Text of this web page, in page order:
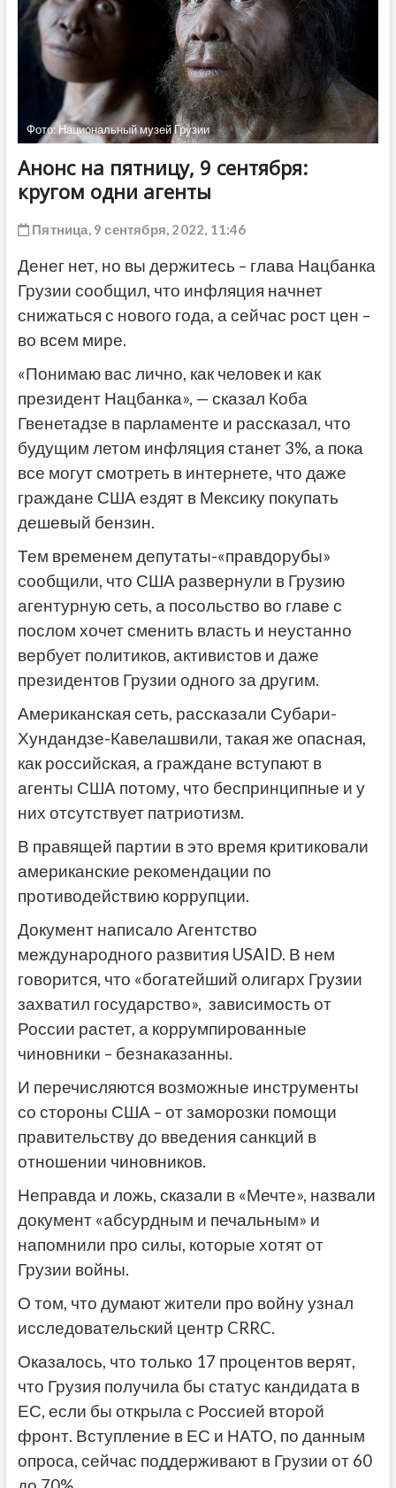
Фото: Национальный музей Грузии
Анонс на пятницу, 9 сентября:
кругом одни агенты
Пятница, 9 сентября, 2022, 11:46
Денег нет, но вы держитесь – глава Нацбанка
Грузии сообщил, что инфляция начнет
снижаться с нового года, а сейчас рост цен –
во всем мире.
«Понимаю вас лично, как человек и как
президент Нацбанка», — сказал Коба
Гвенетадзе в парламенте и рассказал, что
будущим летом инфляция станет 3%, а пока
все могут смотреть в интернете, что даже
граждане США ездят в Мексику покупать
дешевый бензин.
Тем временем депутаты-«правдорубы»
сообщили, что США развернули в Грузию
агентурную сеть, а посольство во главе с
послом хочет сменить власть и неустанно
вербует политиков, активистов и даже
президентов Грузии одного за другим.
Американская сеть, рассказали Субари-
Хундандзе-Кавелашвили, такая же опасная,
как российская, а граждане вступают в
агенты США потому, что беспринципные и у
них отсутствует патриотизм.
В правящей партии в это время критиковали
американские рекомендации по
противодействию коррупции.
Документ написало Агентство
международного развития USAID. В нем
говорится, что «богатейший олигарх Грузии
захватил государство», зависимость от
России растет, а коррумпированные
чиновники – безнаказанны.
И перечисляются возможные инструменты
со стороны США – от заморозки помощи
правительству до введения санкций в
отношении чиновников.
Неправда и ложь, сказали в «Мечте», назвали
документ «абсурдным и печальным» и
напомнили про силы, которые хотят от
Грузии войны.
О том, что думают жители про войну узнал
исследовательский центр CRRC.
Оказалось, что только 17 процентов верят,
что Грузия получила бы статус кандидата в
ЕС, если бы открыла с Россией второй
фронт. Вступление в ЕС и НАТО, по данным
опроса, сейчас поддерживают в Грузии от 60